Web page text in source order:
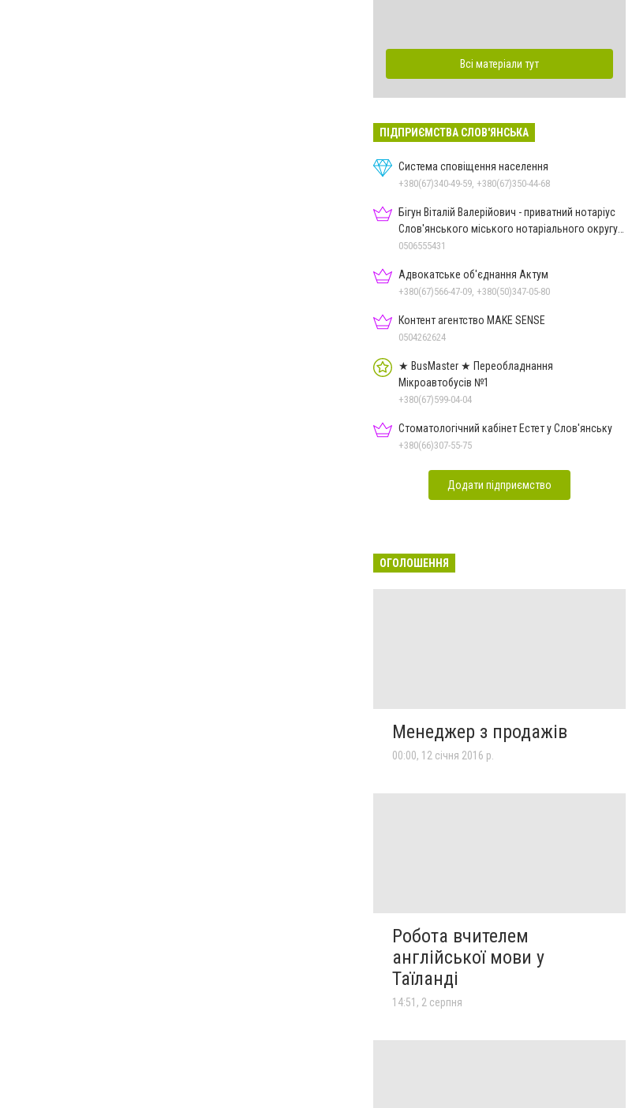
Всі матеріали тут
ПІДПРИЄМСТВА СЛОВ'ЯНСЬКА
Система сповіщення населення
+380(67)340-49-59, +380(67)350-44-68
Бігун Віталій Валерійович - приватний нотаріус
Слов'янського міського нотаріального округу
Дон.обл.
0506555431
Адвокатське об'єднання Актум
+380(67)566-47-09, +380(50)347-05-80
Контент агентство MAKE SENSE
0504262624
★ BusMaster ★ Переобладнання
Мікроавтобусів №1
+380(67)599-04-04
Стоматологічний кабінет Естет у Слов'янську
+380(66)307-55-75
Додати підприємство
ОГОЛОШЕННЯ
Менеджер з продажів
00:00, 12 січня 2016 р.
Робота вчителем
англійської мови у
Таїланді
14:51, 2 серпня